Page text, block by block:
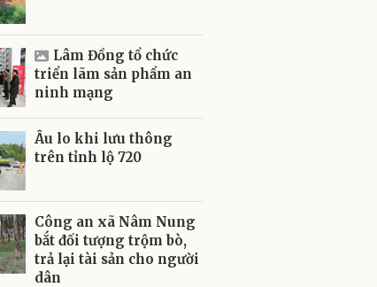
Lâm Đồng tổ chức
triển lãm sản phẩm an
ninh mạng
Âu lo khi lưu thông
trên tỉnh lộ 720
Công an xã Nâm Nung
bắt đối tượng trộm bò,
trả lại tài sản cho người
dân